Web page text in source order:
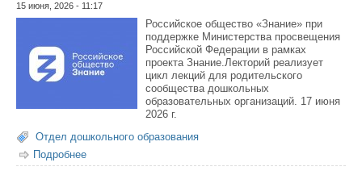
15 июня, 2026 - 11:17
Российское общество «Знание» при
поддержке Министерства просвещения
Российской Федерации в рамках
проекта Знание.Лекторий реализует
цикл лекций для родительского
сообщества дошкольных
образовательных организаций. 17 июня
2026 г.
Отдел дошкольного образования
Подробнее
развитии речи у дошкольников